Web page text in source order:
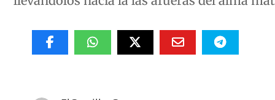
ElCorrillo.Co